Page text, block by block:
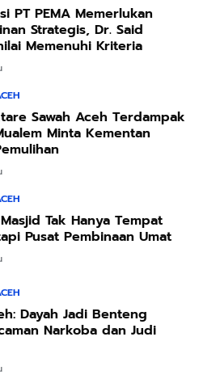
PT PEMA Memerlukan
Strategis, Dr. Said
Memenuhi Kriteria
Sawah Aceh Terdampak
Minta Kementan
Tak Hanya Tempat
Pusat Pembinaan Umat
Dayah Jadi Benteng
Narkoba dan Judi